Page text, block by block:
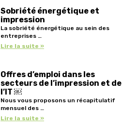
Sobriété énergétique et
impression
La sobriété énergétique au sein des
entreprises …
Lire la suite »
Offres d’emploi dans les
secteurs de l’impression et de
l’IT ￼
Nous vous proposons un récapitulatif
mensuel des …
Lire la suite »